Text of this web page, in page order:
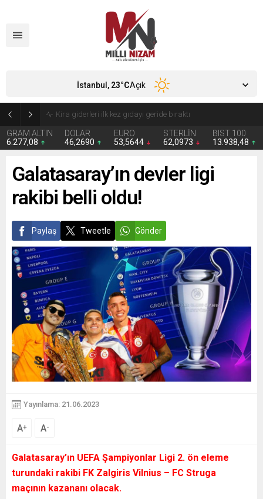
GRAM ALTIN
6.277,08
DOLAR
46,2690
EURO
53,5644
STERLİN
62,0973
BIST 100
13.938,48
İstanbul, 23°CAçık
Galatasaray’ın devler ligi
rakibi belli oldu!
Paylaş Tweetle Gönder
Yayınlama: 21.06.2023
A+ A-
Galatasaray’ın UEFA Şampiyonlar Ligi 2. ön eleme
turundaki rakibi FK Zalgiris Vilnius – FC Struga
maçının kazananı olacak.